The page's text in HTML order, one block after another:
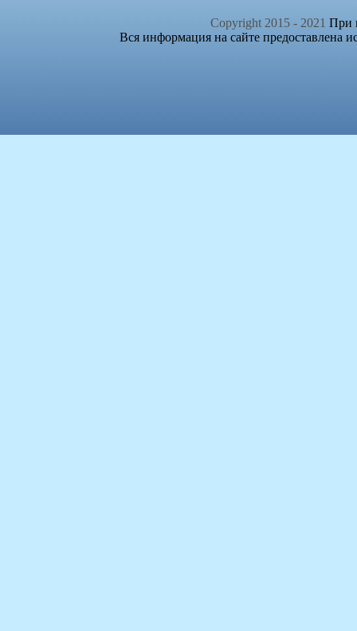
Copyright 2015 - 2021 При
Вся информация на сайте предоставлена